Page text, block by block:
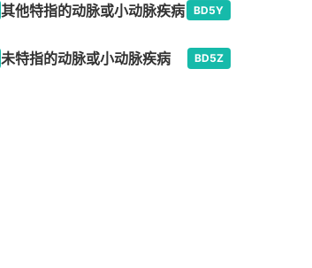
其他特指的动脉或小动脉疾病 BD5Y
未特指的动脉或小动脉疾病 BD5Z